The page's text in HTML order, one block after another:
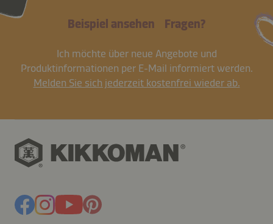
Beispiel ansehen Fragen?
Ich möchte über neue Angebote und
Produktinformationen per E-Mail informiert werden.
Melden Sie sich jederzeit kostenfrei wieder ab.